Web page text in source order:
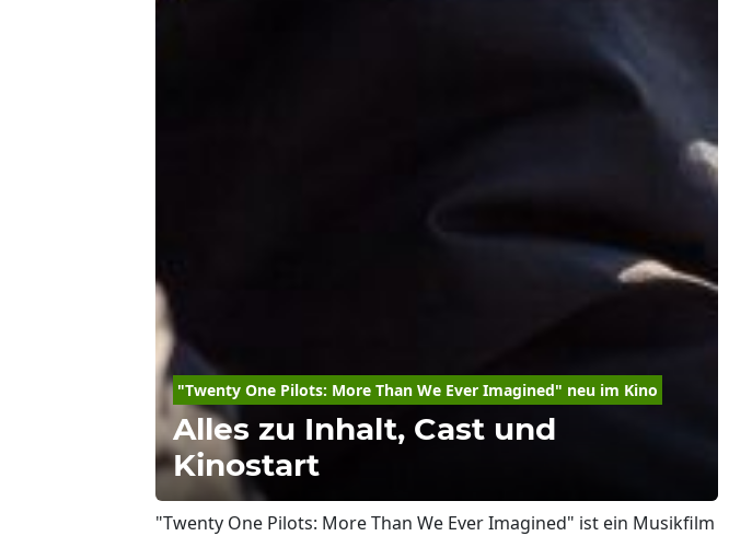
"Twenty One Pilots: More Than We Ever Imagined" neu im Kino
Alles zu Inhalt, Cast und
Kinostart
"Twenty One Pilots: More Than We Ever Imagined" ist ein Musikfilm